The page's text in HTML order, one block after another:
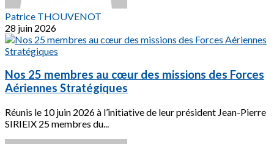
Patrice THOUVENOT
28 juin 2026
Nos 25 membres au cœur des missions des Forces
Aériennes Stratégiques
Réunis le 10 juin 2026 à l’initiative de leur président Jean-Pierre
SIRIEIX 25 membres du...